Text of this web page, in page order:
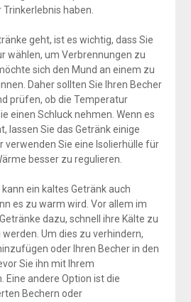
haben.
geht, ist es wichtig, dass Sie
wählen, um Verbrennungen zu
sich den Mund an einem zu
Daher sollten Sie Ihren Becher
prüfen, ob die Temperatur
einen Schluck nehmen. Wenn es
lassen Sie das Getränk einige
verwenden Sie eine Isolierhülle für
besser zu regulieren.
ein kaltes Getränk auch
es zu warm wird. Vor allem im
dazu, schnell ihre Kälte zu
Um dies zu verhindern,
oder Ihren Becher in den
Sie ihn mit Ihrem
Eine andere Option ist die
Bechern oder